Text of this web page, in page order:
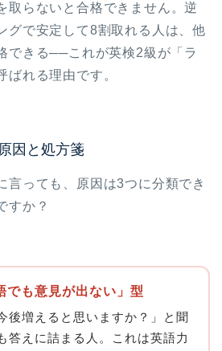
取らないと合格できません。逆
グで安定して8割取れる人は、他
できる──これが英検2級が「ラ
ばれる理由です。
因と処方箋
言っても、原因は3つに分類でき
すか？
も意見が出ない」型
後増えると思いますか？」と聞
答えに詰まる人。これは英語力